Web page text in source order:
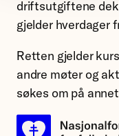
driftsutgiftene
gjelder hverdager
Retten gjelder
andre møter og
søkes om på